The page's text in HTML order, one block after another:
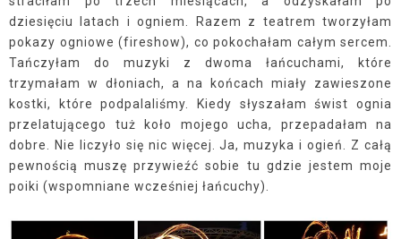
dziesięciu latach i ogniem. Razem z teatrem tworzyłam
pokazy ogniowe (fireshow), co pokochałam całym sercem.
Tańczyłam do muzyki z dwoma łańcuchami, które
trzymałam w dłoniach, a na końcach miały zawieszone
kostki, które podpalaliśmy. Kiedy słyszałam świst ognia
przelatującego tuż koło mojego ucha, przepadałam na
dobre. Nie liczyło się nic więcej. Ja, muzyka i ogień. Z całą
pewnością muszę przywieźć sobie tu gdzie jestem moje
poiki (wspomniane wcześniej łańcuchy).